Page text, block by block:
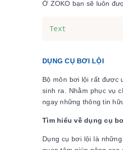
Ở ZOKO bạn sẽ luôn
DỤNG CỤ BƠI LỘI
Bộ môn bơi lội rất được
sinh ra. Nhằm phục vụ
ngay những thông tin
Tìm hiểu về dụng cụ
Dụng cụ bơi lội là